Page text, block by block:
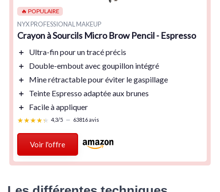
🔥 POPULAIRE
NYX PROFESSIONAL MAKEUP
Crayon à Sourcils Micro Brow Pencil - Espresso
＋ Ultra-finpour un tracé précis
＋
Double-emboutavec goupillon intégré
＋
Mine rétractablepour éviter le gaspillage
＋
Teinte Espresso adaptée aux brunes
＋
Facile à appliquer
★★★★★
★★★★★ 4,3/5 — 63816 avis
Voir l'offre